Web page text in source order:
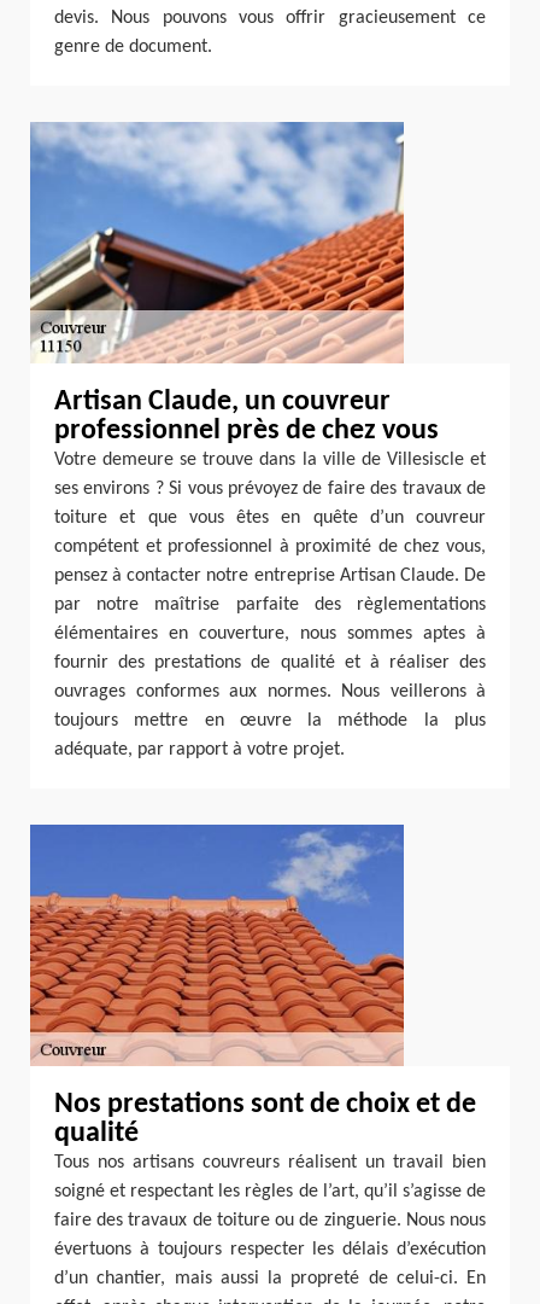
devis. Nous pouvons vous offrir gracieusement ce
genre de document.
Artisan Claude, un couvreur
professionnel près de chez vous
Votre demeure se trouve dans la ville de Villesiscle et
ses environs ? Si vous prévoyez de faire des travaux de
toiture et que vous êtes en quête d’un couvreur
compétent et professionnel à proximité de chez vous,
pensez à contacter notre entreprise Artisan Claude. De
par notre maîtrise parfaite des règlementations
élémentaires en couverture, nous sommes aptes à
fournir des prestations de qualité et à réaliser des
ouvrages conformes aux normes. Nous veillerons à
toujours mettre en œuvre la méthode la plus
adéquate, par rapport à votre projet.
Nos prestations sont de choix et de
qualité
Tous nos artisans couvreurs réalisent un travail bien
soigné et respectant les règles de l’art, qu’il s’agisse de
faire des travaux de toiture ou de zinguerie. Nous nous
évertuons à toujours respecter les délais d’exécution
d’un chantier, mais aussi la propreté de celui-ci. En